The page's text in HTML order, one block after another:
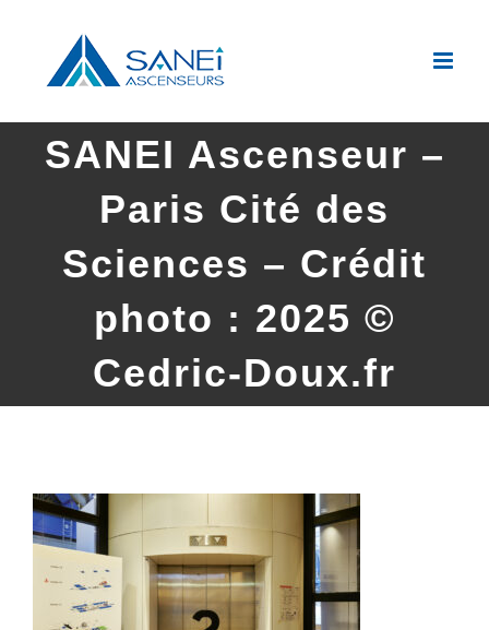
contenu
SANEI Ascenseur –
Paris Cité des
Sciences – Crédit
photo : 2025 ©
Cedric-Doux.fr